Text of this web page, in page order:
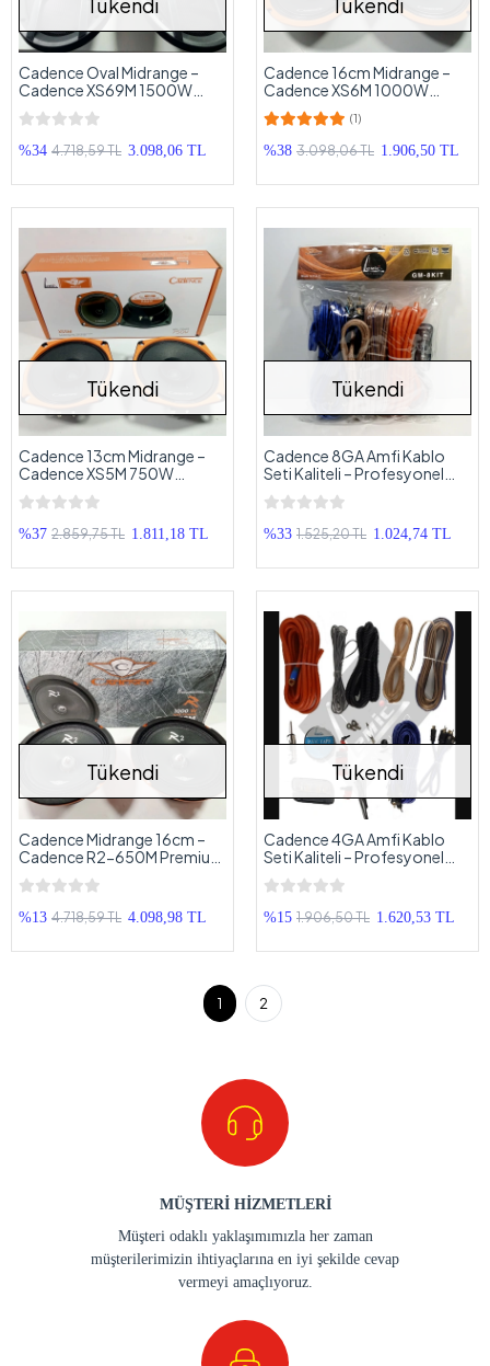
Cadence Oval Midrange –
Cadence XS69M 1500W
Midrange Hoparlör –
Cadence Kayık Midrange
%34 4.718,59 TL 3.098,06 TL
Cadence 16cm Midrange –
Cadence XS6M 1000W
Midrange Hoparlör –
Cadence Midrange 16cm
(1)
%38 3.098,06 TL 1.906,50 TL
Tükendi
Cadence 13cm Midrange –
Cadence XS5M 750W
Midrange Hoparlör –
Cadence Midrange 13cm
%37 2.859,75 TL 1.811,18 TL
Tükendi
Cadence 8GA Amfi Kablo
Seti Kaliteli – Profesyonel
Anfi Kablosu Seti 8GA
%33 1.525,20 TL 1.024,74 TL
Tükendi
Cadence Midrange 16cm –
Cadence R2-650M Premium
1000w Midrange - Cadence
16 cm Midrange Hoparlör
%13 4.718,59 TL 4.098,98 TL
Tükendi
Cadence 4GA Amfi Kablo
Seti Kaliteli – Profesyonel
Anfi Kablosu Seti 4GA
%15 1.906,50 TL 1.620,53 TL
1 2
MÜŞTERİ HİZMETLERİ
Müşteri odaklı yaklaşımımızla her zaman
müşterilerimizin ihtiyaçlarına en iyi şekilde cevap
vermeyi amaçlıyoruz.